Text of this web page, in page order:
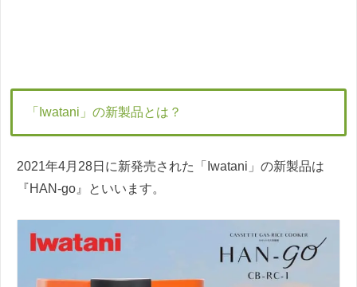
「Iwatani」の新製品とは？
2021年4月28日に新発売された「Iwatani」の新製品は
『HAN-go』といいます。